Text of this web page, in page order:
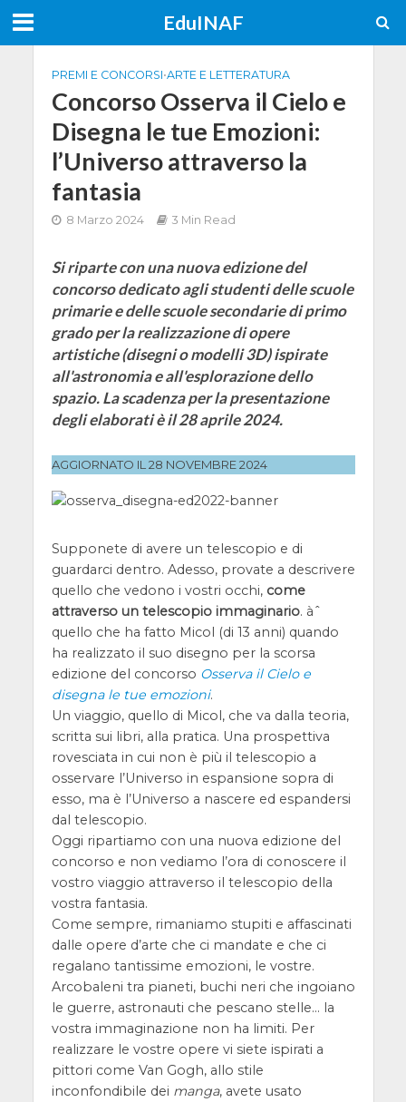
EduINAF
PREMI E CONCORSI•ARTE E LETTERATURA
Concorso Osserva il Cielo e
Disegna le tue Emozioni:
l’Universo attraverso la
fantasia
8 Marzo 2024 3 Min Read
Si riparte con una nuova edizione del
concorso dedicato agli studenti delle scuole
primarie e delle scuole secondarie di primo
grado per la realizzazione di opere
artistiche (disegni o modelli 3D) ispirate
all'astronomia e all'esplorazione dello
spazio. La scadenza per la presentazione
degli elaborati è il 28 aprile 2024.
AGGIORNATO IL 28 NOVEMBRE 2024
Supponete di avere un telescopio e di
guardarci dentro. Adesso, provate a descrivere
quello che vedono i vostri occhi, come
attraverso un telescopio immaginario. àˆ
quello che ha fatto Micol (di 13 anni) quando
ha realizzato il suo disegno per la scorsa
edizione del concorso Osserva il Cielo e
disegna le tue emozioni.
Un viaggio, quello di Micol, che va dalla teoria,
scritta sui libri, alla pratica. Una prospettiva
rovesciata in cui non è più il telescopio a
osservare l’Universo in espansione sopra di
esso, ma è l’Universo a nascere ed espandersi
dal telescopio.
Oggi ripartiamo con una nuova edizione del
concorso e non vediamo l’ora di conoscere il
vostro viaggio attraverso il telescopio della
vostra fantasia.
Come sempre, rimaniamo stupiti e affascinati
dalle opere d’arte che ci mandate e che ci
regalano tantissime emozioni, le vostre.
Arcobaleni tra pianeti, buchi neri che ingoiano
le guerre, astronauti che pescano stelle… la
vostra immaginazione non ha limiti. Per
realizzare le vostre opere vi siete ispirati a
pittori come Van Gogh, allo stile
inconfondibile dei manga, avete usato